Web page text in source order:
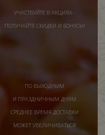
УЧАСТВУЙТЕ В АКЦИЯХ -
ПОЛУЧАЙТЕ СКИДКИ И БОНУСЫ!
ПО ВЫХОДНЫМ
И ПРАЗДНИЧНЫМ ДНЯМ
СРЕДНЕЕ ВРЕМЯ ДОСТАВКИ
МОЖЕТ УВЕЛИЧИВАТЬСЯ